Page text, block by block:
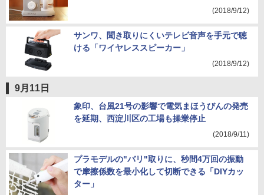
(2018/9/12)
サンワ、聞き取りにくいテレビ音声を手元で聴
ける「ワイヤレススピーカー」
(2018/9/12)
9月11日
象印、台風21号の影響で電気まほうびんの発売
を延期、西淀川区の工場も操業停止
(2018/9/11)
プラモデルの"バリ"取りに、秒間4万回の振動
で摩擦係数を最小化して切断できる「DIYカッ
ター」